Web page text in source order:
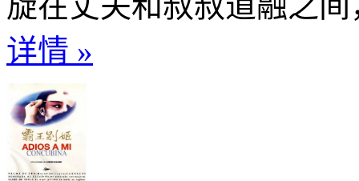
详情 »